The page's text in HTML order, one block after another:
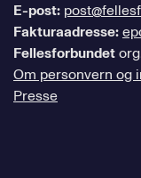
E-post:
Fakturaadresse:
Fellesforbundet
Om personvern og
Presse